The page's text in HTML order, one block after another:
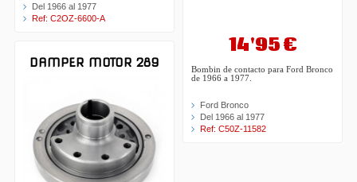
Del 1966 al 1977
Ref: C2OZ-6600-A
DAMPER MOTOR 289
14'95 €
Bombin de contacto para Ford Bronco
de 1966 a 1977.
Ford Bronco
Del 1966 al 1977
Ref: C50Z-11582